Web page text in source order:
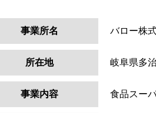
事業所名 バロー株
所在地 岐阜県多
事業内容 食品スー